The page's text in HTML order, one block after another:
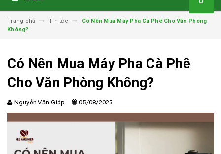
Trang chủ Tin tức
Có Nên Mua Máy Pha Cà Phê Cho Văn Phòng
Không?
Có Nên Mua Máy Pha Cà Phê
Cho Văn Phòng Không?
Nguyễn Văn Giáp 05/08/2025